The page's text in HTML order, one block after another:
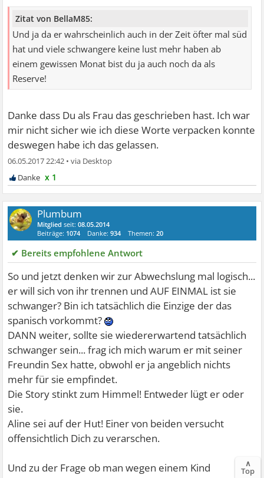
Zitat von BellaM85:
Und ja da er wahrscheinlich auch in der Zeit öfter mal süd
hat und viele schwangere keine lust mehr haben ab
einem gewissen Monat bist du ja auch noch da als
Reserve!
Danke dass Du als Frau das geschrieben hast. Ich war
mir nicht sicher wie ich diese Worte verpacken konnte
deswegen habe ich das gelassen.
06.05.2017 22:42 •
x 1
Plumbum
Mitglied seit:08.05.2014
Beiträge: 1074 Danke:934 Themen:20
✔ Bereits empfohlene Antwort
So und jetzt denken wir zur Abwechslung mal logisch...
er will sich von ihr trennen und AUF EINMAL ist sie
schwanger? Bin ich tatsächlich die Einzige der das
spanisch vorkommt?
DANN weiter, sollte sie wiedererwartend tatsächlich
schwanger sein... frag ich mich warum er mit seiner
Freundin Sex hatte, obwohl er ja angeblich nichts
mehr für sie empfindet.
Die Story stinkt zum Himmel! Entweder lügt er oder
sie.
Aline sei auf der Hut! Einer von beiden versucht
offensichtlich Dich zu verarschen.
Und zu der Frage ob man wegen einem Kind
∧
Top